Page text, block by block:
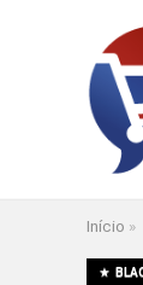
Início »